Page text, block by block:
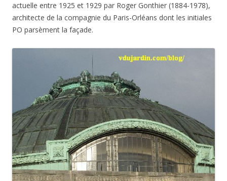
actuelle entre 1925 et 1929 par Roger Gonthier (1884-1978),
architecte de la compagnie du Paris-Orléans dont les initiales
PO parsèment la façade.